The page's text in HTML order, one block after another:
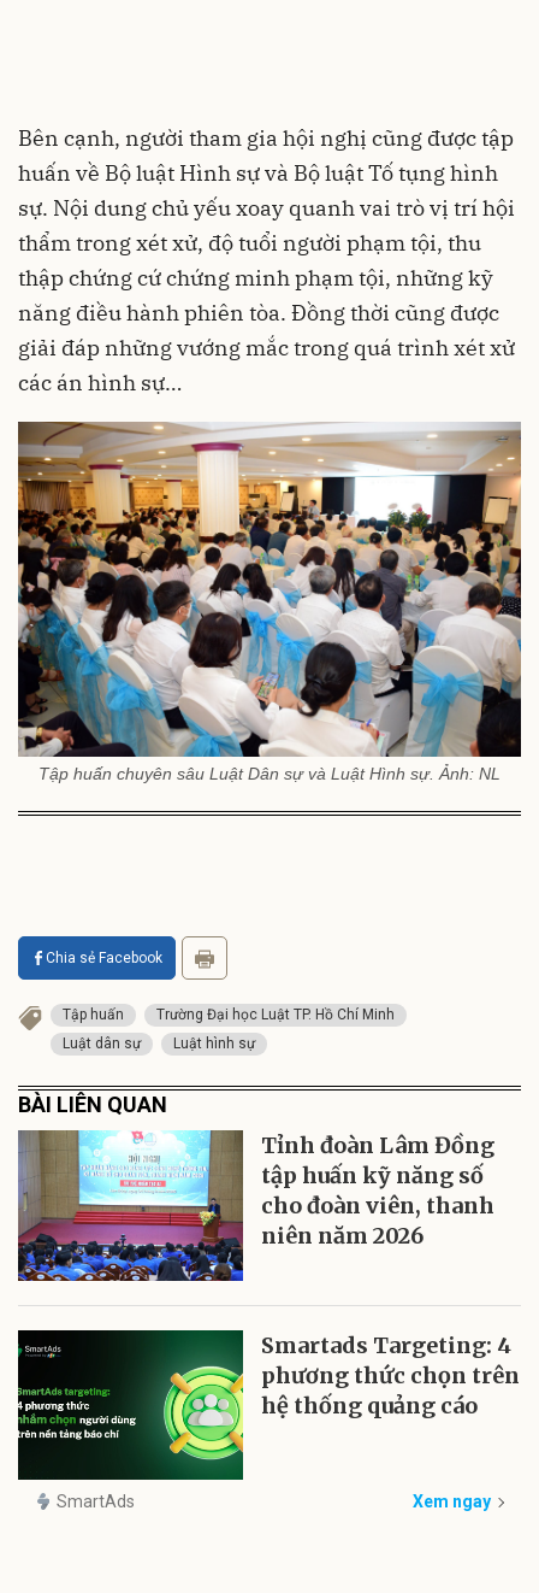
Bên cạnh, người tham gia hội nghị cũng được tập
huấn về Bộ luật Hình sự và Bộ luật Tố tụng hình
sự. Nội dung chủ yếu xoay quanh vai trò vị trí hội
thẩm trong xét xử, độ tuổi người phạm tội, thu
thập chứng cứ chứng minh phạm tội, những kỹ
năng điều hành phiên tòa. Đồng thời cũng được
giải đáp những vướng mắc trong quá trình xét xử
các án hình sự…
Tập huấn chuyên sâu Luật Dân sự và Luật Hình sự. Ảnh: NL
Chia sẻ Facebook
Tập huấn
Trường Đại học Luật TP. Hồ Chí Minh
Luật dân sự
Luật hình sự
BÀI LIÊN QUAN
Tỉnh đoàn Lâm Đồng
tập huấn kỹ năng số
cho đoàn viên, thanh
niên năm 2026
Smartads Targeting: 4
phương thức chọn trên
hệ thống quảng cáo
SmartAds Xem ngay